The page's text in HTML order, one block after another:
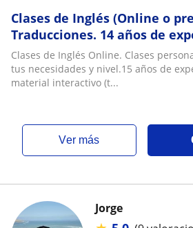
Clases de Inglés (Online o
Traducciones. 14 años de
material interactivo (todos
Clases de Inglés Online. Clases
tus necesidades y nivel.15 años de
material interactivo (t...
ver más
Jorge